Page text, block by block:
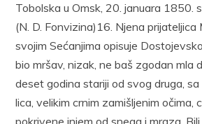
Tobolska u Omsk, 20. januara 1850.
(N. D. Fonvizina)16. Njena prijateljica
svojim Sećanjima opisuje
bio mršav, nizak, ne baš zgodan mla
deset godina stariji od svog druga,
lica, velikim crnim zamišljenim očima,